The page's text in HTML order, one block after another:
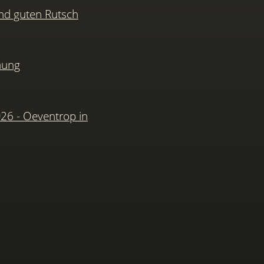
guten Rutsch
- Oeventrop in